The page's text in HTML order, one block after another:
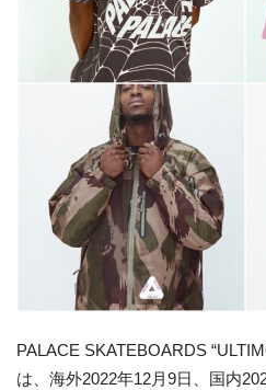
PALACE SKATEBOARDS
は、海外2022年12月9日、国内